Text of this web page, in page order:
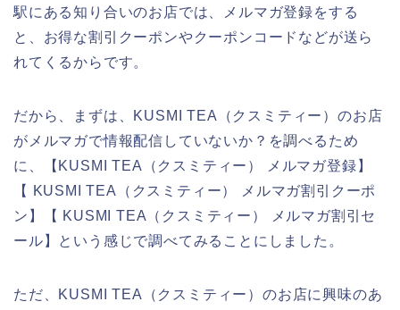
駅にある知り合いのお店では、メルマガ登録をする
と、お得な割引クーポンやクーポンコードなどが送ら
れてくるからです。
だから、まずは、KUSMI TEA（クスミティー）のお店
がメルマガで情報配信していないか？を調べるため
に、【KUSMI TEA（クスミティー） メルマガ登録】
【 KUSMI TEA（クスミティー） メルマガ割引クーポ
ン】【 KUSMI TEA（クスミティー） メルマガ割引セ
ール】という感じで調べてみることにしました。
ただ、KUSMI TEA（クスミティー）のお店に興味のあ